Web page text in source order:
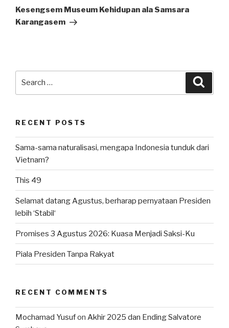
Post
Kesengsem Museum Kehidupan ala Samsara
Karangasem
RECENT POSTS
Sama-sama naturalisasi, mengapa Indonesia tunduk dari
Vietnam?
This 49
Selamat datang Agustus, berharap pernyataan Presiden
lebih ‘Stabil‘
Promises 3 Agustus 2026: Kuasa Menjadi Saksi-Ku
Piala Presiden Tanpa Rakyat
RECENT COMMENTS
Mochamad Yusufon Akhir 2025 dan Ending Salvatore